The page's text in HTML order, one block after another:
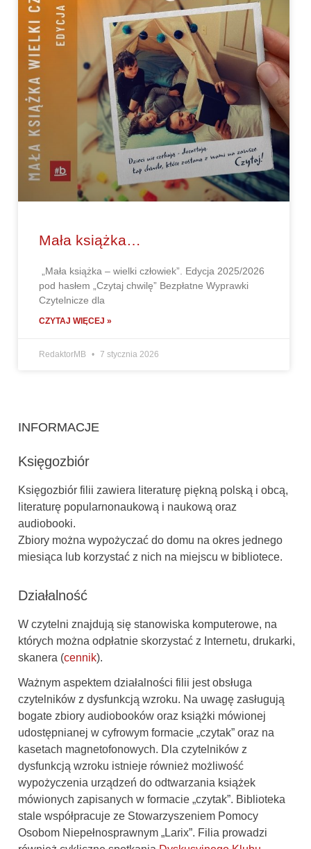
Mała książka…
„Mała książka – wielki człowiek”. Edycja 2025/2026
pod hasłem „Czytaj chwilę” Bezpłatne Wyprawki
Czytelnicze dla
CZYTAJ WIĘCEJ »
RedaktorMB 7 stycznia 2026
INFORMACJE
Księgozbiór
Księgozbiór filii zawiera literaturę piękną polską i obcą,
literaturę popularnonaukową i naukową oraz
audiobooki.
Zbiory można wypożyczać do domu na okres jednego
miesiąca lub korzystać z nich na miejscu w bibliotece.
Działalność
W czytelni znajdują się stanowiska komputerowe, na
których można odpłatnie skorzystać z Internetu, drukarki,
skanera (cennik).
Ważnym aspektem działalności filii jest obsługa
czytelników z dysfunkcją wzroku. Na uwagę zasługują
bogate zbiory audiobooków oraz książki mówionej
udostępnianej w cyfrowym formacie „czytak” oraz na
kasetach magnetofonowych. Dla czytelników z
dysfunkcją wzroku istnieje również możliwość
wypożyczenia urządzeń do odtwarzania książek
mówionych zapisanych w formacie „czytak”. Biblioteka
stale współpracuje ze Stowarzyszeniem Pomocy
Osobom Niepełnosprawnym „Larix”. Filia prowadzi